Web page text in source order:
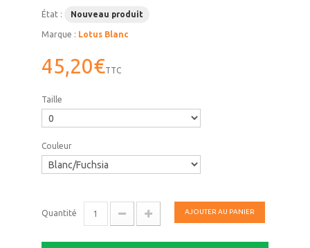
État : Nouveau produit
Marque : Lotus Blanc
45,20€TTC
Taille
Couleur
Quantité AJOUTER AU PANIER